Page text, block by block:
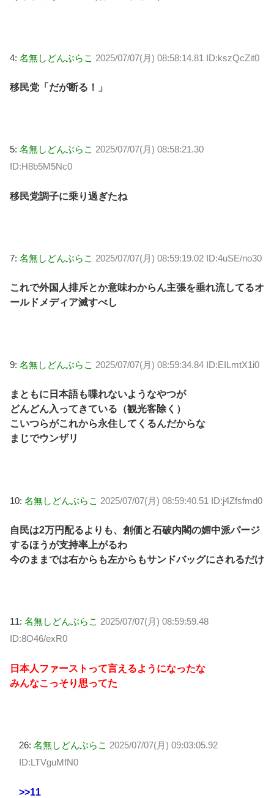
4: 名無しどんぶらこ 2025/07/07(月) 08:58:14.81 ID:kszQcZit0
移民党「だが断る！」
5: 名無しどんぶらこ 2025/07/07(月) 08:58:21.30
ID:H8b5M5Nc0
移民党調子に乗り過ぎたね
7: 名無しどんぶらこ 2025/07/07(月) 08:59:19.02 ID:4uSE/no30
これで外国人排斥とか意味わからん主張を垂れ流してるオ
ールドメディア滅すべし
9: 名無しどんぶらこ 2025/07/07(月) 08:59:34.84 ID:EILmtX1i0
まともに日本語も喋れないようなやつが
どんどん入ってきている（観光客除く）
こいつらがこれから永住してくるんだからな
まじでウンザリ
10: 名無しどんぶらこ 2025/07/07(月) 08:59:40.51 ID:j4Zfsfmd0
自民は2万円配るよりも、創価と石破内閣の媚中派パージ
するほうが支持率上がるわ
今のままでは右からも左からもサンドバッグにされるだけ
11: 名無しどんぶらこ 2025/07/07(月) 08:59:59.48
ID:8O46/exR0
日本人ファーストって言えるようになったな
みんなこっそり思ってた
26: 名無しどんぶらこ 2025/07/07(月) 09:03:05.92
ID:LTVguMfN0
>>11